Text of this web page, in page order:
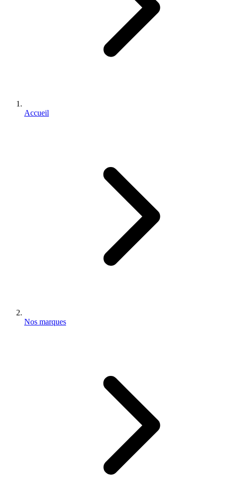
Accueil
Nos marques